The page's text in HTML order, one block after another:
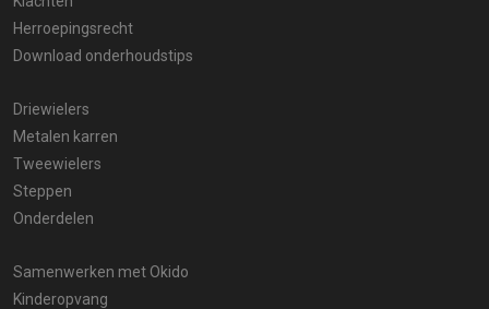
Herroepingsrecht
Download onderhoudstips
Driewielers
Metalen karren
Tweewielers
Steppen
Onderdelen
Samenwerken met Okido
Kinderopvang